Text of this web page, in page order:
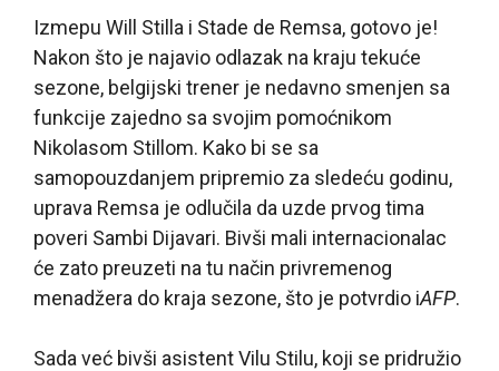
Izmeрu Will Stilla i Stade de Remsa, gotovo je!
Nakon što je najavio odlazak na kraju tekuće
sezone, belgijski trener je nedavno smenjen sa
funkcije zajedno sa svojim pomoćnikom
Nikolasom Stillom. Kako bi se sa
samopouzdanjem pripremio za sledeću godinu,
uprava Remsa je odlučila da uzde prvog tima
poveri Sambi Dijavari. Bivši mali internacionalac
će zato preuzeti na tu način privremenog
menadžera do kraja sezone, što je potvrdio iAFP.
Sada već bivši asistent Vilu Stilu, koji se pridružio